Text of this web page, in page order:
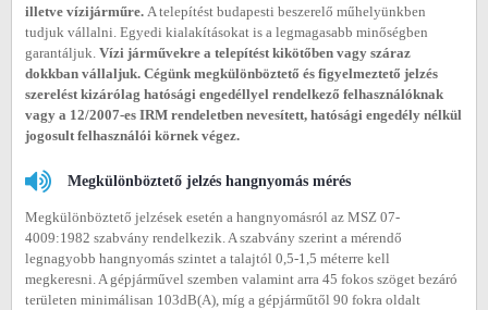
illetve vízijárműre. A telepítést budapesti beszerelő műhelyünkben
tudjuk vállalni. Egyedi kialakításokat is a legmagasabb minőségben
garantáljuk. Vízi járművekre a telepítést kikötőben vagy száraz
dokkban vállaljuk. Cégünk megkülönböztető és figyelmeztető jelzés
szerelést kizárólag hatósági engedéllyel rendelkező felhasználóknak
vagy a 12/2007-es IRM rendeletben nevesített, hatósági engedély nélkül
jogosult felhasználói körnek végez.
Megkülönböztető jelzés hangnyomás mérés
Megkülönböztető jelzések esetén a hangnyomásról az MSZ 07-
4009:1982 szabvány rendelkezik. A szabvány szerint a mérendő
legnagyobb hangnyomás szintet a talajtól 0,5-1,5 méterre kell
megkeresni. A gépjárművel szemben valamint arra 45 fokos szöget bezáró
területen minimálisan 103dB(A), míg a gépjárműtől 90 fokra oldalt